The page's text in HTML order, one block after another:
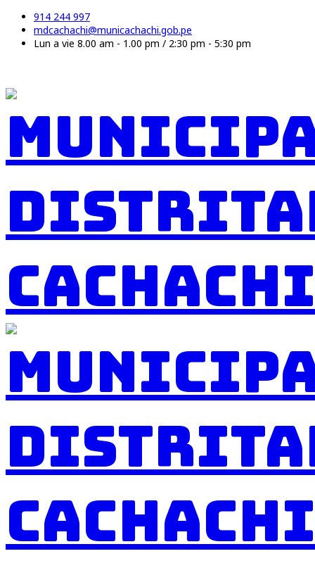
914 244 997
mdcachachi@municachachi.gob.pe
Lun a vie 8.00 am - 1.00 pm / 2:30 pm - 5:30 pm